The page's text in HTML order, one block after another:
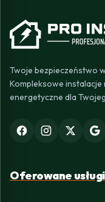
Twoje bezpieczeństwo
Kompleksowe
energetyczne dla
Oferowane usługi